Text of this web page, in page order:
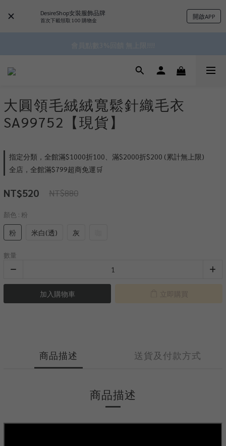
DesireShop女裝服飾品牌
首次下載領取 100 購物金 開啟APP
✿॰ॱ*｡ﾟ 全館滿$799即免運ॱ*｡ﾟ✿
^•ﻌ•^全館滿$1000現折$100 累計無上限 ♡ ✧*
會員點數3%回饋 無上限!!!!
✿॰ॱ*｡ﾟ 全館滿$799即免運ॱ*｡ﾟ✿
大圓領毛絨絨寬鬆針織毛衣
SA99752【現貨】
指定分類，全館滿$1000折100、滿$2000折$200 (累計無上限)
全店，全館滿$799超商免運🛒
NT$520 NT$880
顏色 : 粉
粉 米白(透) 灰
數量
加入購物車 立即購買
商品描述 送貨及付款方式
商品描述